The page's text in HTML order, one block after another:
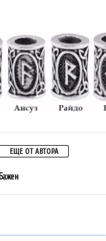
ЕЩЕ ОТ АВТОРА
Бажен